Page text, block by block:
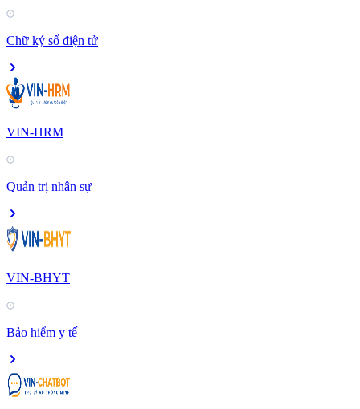
Chữ ký số điện tử
VIN-HRM
Quản trị nhân sự
VIN-BHYT
Bảo hiểm y tế